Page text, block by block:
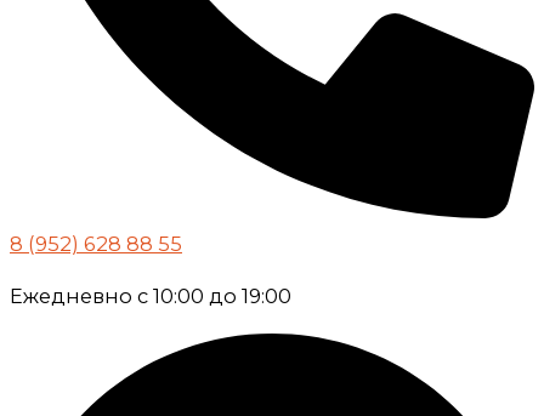
8 (952) 628 88 55
Ежедневно с 10:00 до 19:00